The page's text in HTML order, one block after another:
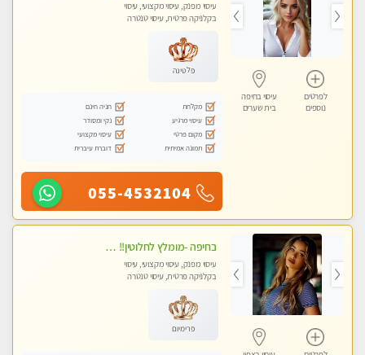
לפרטים
נוספים
עיסוי בחיפה
בית שערים
עיסוי מפנק, עיסוי מקצועי, עיסוי
בקלניקה פרטית, עיסוי טנטרה
פלטינה
מקלחת
חניה חינם
עיסוי מרגיע
נקי ומסודר
מקום פרטי
עיסוי מקצועי
תמונה אמיתית
דוברת עיברית
055-4532104
בחיפה -מומלץ לחלוטין!! מעסה יפה איכותית מקצועית ללא מין !
עיסוי מפנק, עיסוי מקצועי, עיסוי
בקלניקה פרטית, עיסוי טנטרה
פרימיום